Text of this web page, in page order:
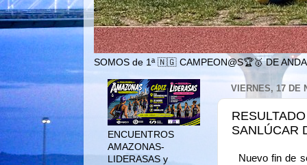
SOMOS de 1ª 🇳🇬 CAMPEON@S🏆🥇 DE
VIERNES, 17 DE
SANLÚCAR
Nuevo fin de
ENCUENTROS
AMAZONAS-
LIDERASAS y